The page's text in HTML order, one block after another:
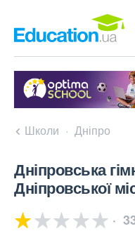
Школи Дніпро
Дніпровська
Дніпровської